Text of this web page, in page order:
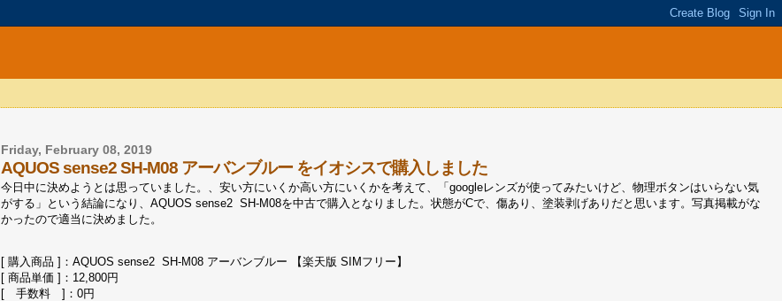
Friday, February 08, 2019
AQUOS sense2 SH-M08 アーバンブルー をイオシスで購入しました
今日中に決めようとは思っていました。、安い方にいくか高い方にいくかを考えて、「googleレンズが使ってみたいけど、物理ボタンはいらない気
がする」という結論になり、AQUOS sense2 SH-M08を中古で購入となりました。状態がCで、傷あり、塗装剥げありだと思います。写真掲載がな
かったので適当に決めました。
[ 購入商品 ]：AQUOS sense2 SH-M08 アーバンブルー 【楽天版 SIMフリー】
[ 商品単価 ]：12,800円
[ 手数料 ]：0円